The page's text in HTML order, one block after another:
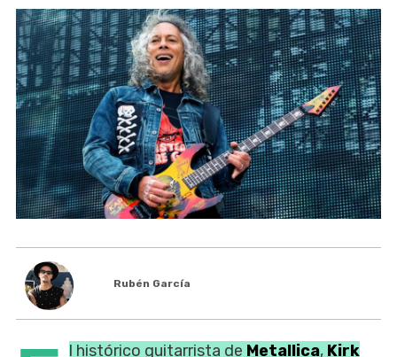
Rubén García
l histórico guitarrista de Metallica, Kirk